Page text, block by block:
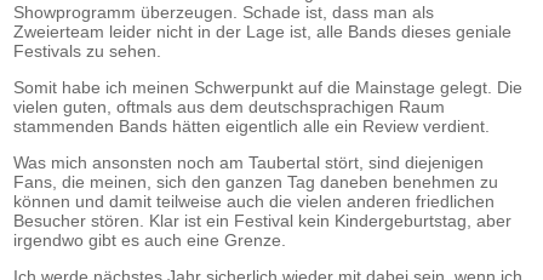
Showprogramm überzeugen. Schade ist, dass man als
Zweierteam leider nicht in der Lage ist, alle Bands dieses geniale
Festivals zu sehen.
Somit habe ich meinen Schwerpunkt auf die Mainstage gelegt. Die
vielen guten, oftmals aus dem deutschsprachigen Raum
stammenden Bands hätten eigentlich alle ein Review verdient.
Was mich ansonsten noch am Taubertal stört, sind diejenigen
Fans, die meinen, sich den ganzen Tag daneben benehmen zu
können und damit teilweise auch die vielen anderen friedlichen
Besucher stören. Klar ist ein Festival kein Kindergeburtstag, aber
irgendwo gibt es auch eine Grenze.